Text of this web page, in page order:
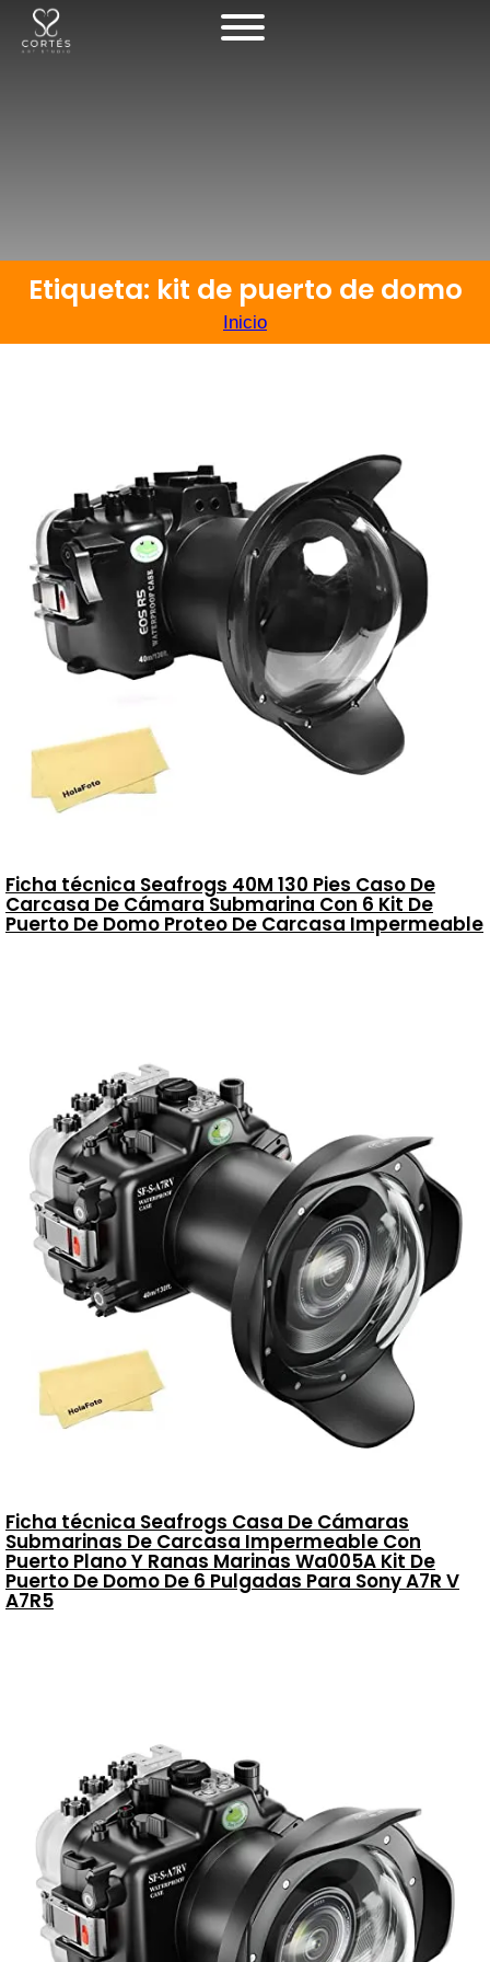
Etiqueta: kit de puerto de domo
Inicio
Ficha técnica Seafrogs 40M 130 Pies Caso De
Carcasa De Cámara Submarina Con 6 Kit De
Puerto De Domo Proteo De Carcasa Impermeable
Ficha técnica Seafrogs Casa De Cámaras
Submarinas De Carcasa Impermeable Con
Puerto Plano Y Ranas Marinas Wa005A Kit De
Puerto De Domo De 6 Pulgadas Para Sony A7R V
A7R5